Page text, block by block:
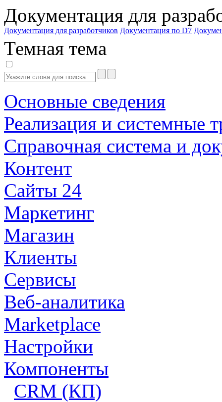
Документация для
Документация для разработчиков Документация по D7
Темная тема
Основные сведения
Реализация и системные
Справочная система и
Контент
Сайты 24
Маркетинг
Магазин
Клиенты
Сервисы
Веб-аналитика
Marketplace
Настройки
Компоненты
CRM (КП)